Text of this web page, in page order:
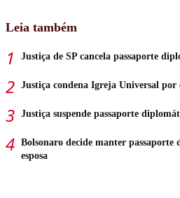
Leia também
Justiça de SP cancela passaporte
Justiça condena Igreja Universal por
Justiça suspende passaporte
Bolsonaro decide manter
esposa